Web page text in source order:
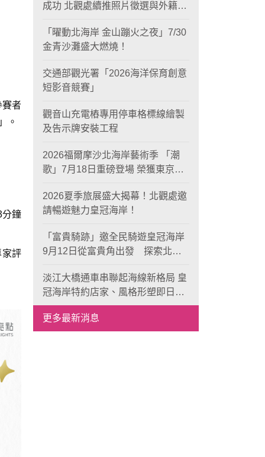
賽者
。
分鐘
家評
成功 北觀處續推照片徵選與外籍青
「曜動北海岸 金山蹦火之夜」7/30
金青沙灘盛大燃燒！
交通部觀光署「2026海洋保育創意
短影音競賽」
觀音山充電樁專用停車格標線繪製
及告示牌安裝工程
2026福爾摩沙北海岸藝術季 「潮
歌」7月18日重磅登場 榮獲東京設
2026夏季旅展盛大揭幕！北觀處邀
請暢遊魅力皇冠海岸！
「富貴騎跡」邀全民騎遊皇冠海岸
9月12日從富貴角出發 探索北海
淡江大橋通車串聯起海線新格局 皇
冠海岸特約店家、風格形塑即日起
開放報名
更多最新消息